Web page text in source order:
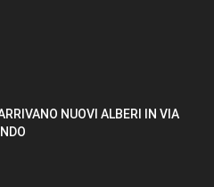
NUOVI ALBERI IN VIA